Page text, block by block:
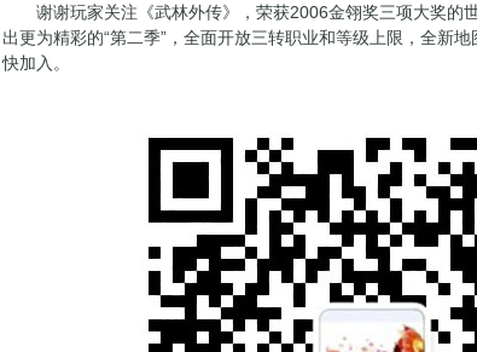
谢谢玩家关注《武林外传》，荣获2006金翎奖三项大奖的
出更为精彩的“第二季”，全面开放三转职业和等级上限，全新
快加入。